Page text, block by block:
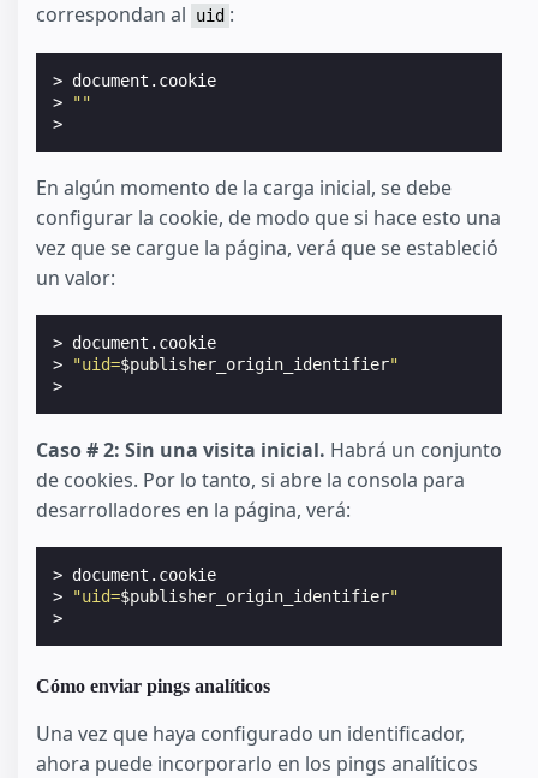
correspondan al
uid :
> document.cookie
>
""
En algún momento de la carga inicial, se debe
configurar la cookie, de modo que si hace esto una
vez que se cargue la página, verá que se estableció
un valor:
> document.cookie
>
"uid=$publisher_origin_identifier"
Caso # 2: Sin una visita inicial. Habrá un conjunto
de cookies. Por lo tanto, si abre la consola para
desarrolladores en la página, verá:
> document.cookie
>
"uid=$publisher_origin_identifier"
Cómo enviar pings analíticos
Una vez que haya configurado un identificador,
ahora puede incorporarlo en los pings analíticos